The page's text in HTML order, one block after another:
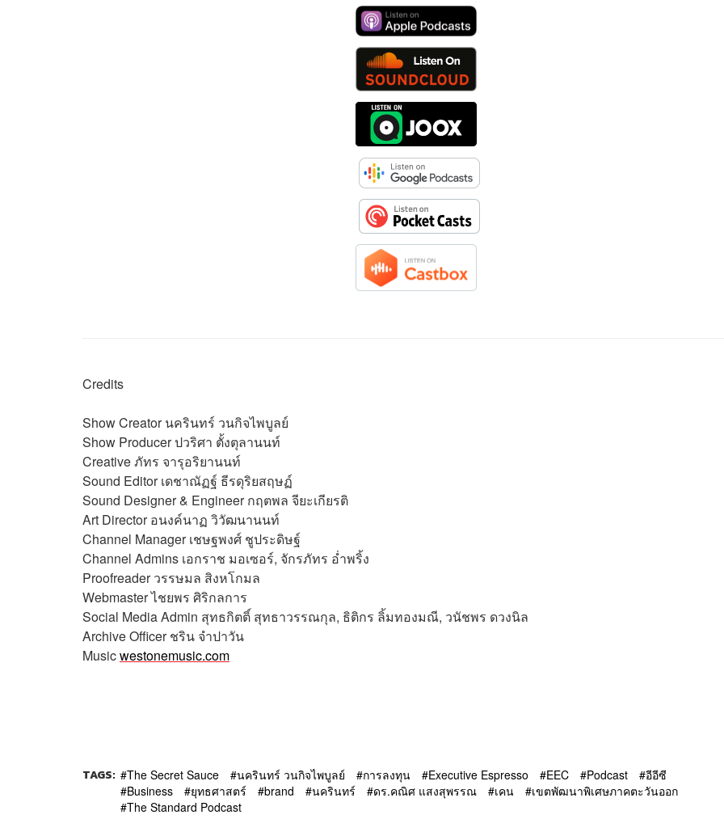
Credits
Show Creator นครินทร์ วนกิจไพบูลย์
Show Producer ปวริศา ตั้งตุลานนท์
Creative ภัทร จารุอริยานนท์
Sound Editorเดชาณัฏฐ์ ธีรดุริยสฤษฏ์
Sound Designer & Engineer กฤตพล จียะเกียรติ
Art Director อนงค์นาฏ วิวัฒนานนท์
Channel Manager เชษฐพงศ์ ชูประดิษฐ์
Channel Admins เอกราช มอเซอร์, จักรภัทร อ่ำพริ้ง
Proofreader วรรษมล สิงหโกมล
Webmasterไชยพร ศิริกลการ
Social Media Admin สุทธกิตติ์​ สุทธาวรรณกุล, ธิติกร ลิ้มทองมณี, วนัชพร ดวงนิล
Archive Officer ชริน จำปาวัน
Musicwestonemusic.com
TAGS: The Secret Sauce นครินทร์ วนกิจไพบูลย์ การลงทุน Executive Espresso EEC Podcast
อีอีซี
Business
ยุทธศาสตร์ brand นครินทร์ ดร.คณิศ แสงสุพรรณ เคน
เขตพัฒนาพิเศษภาคตะวันออก
The Standard Podcast